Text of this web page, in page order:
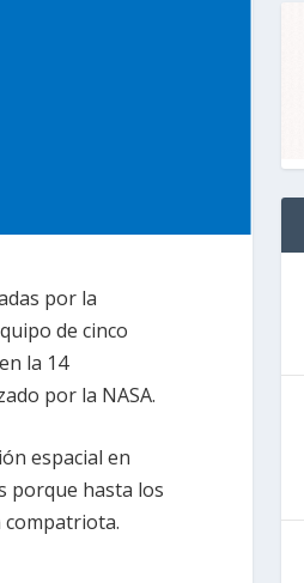
por la
de cinco
la 14
por la NASA.
espacial en
porque hasta los